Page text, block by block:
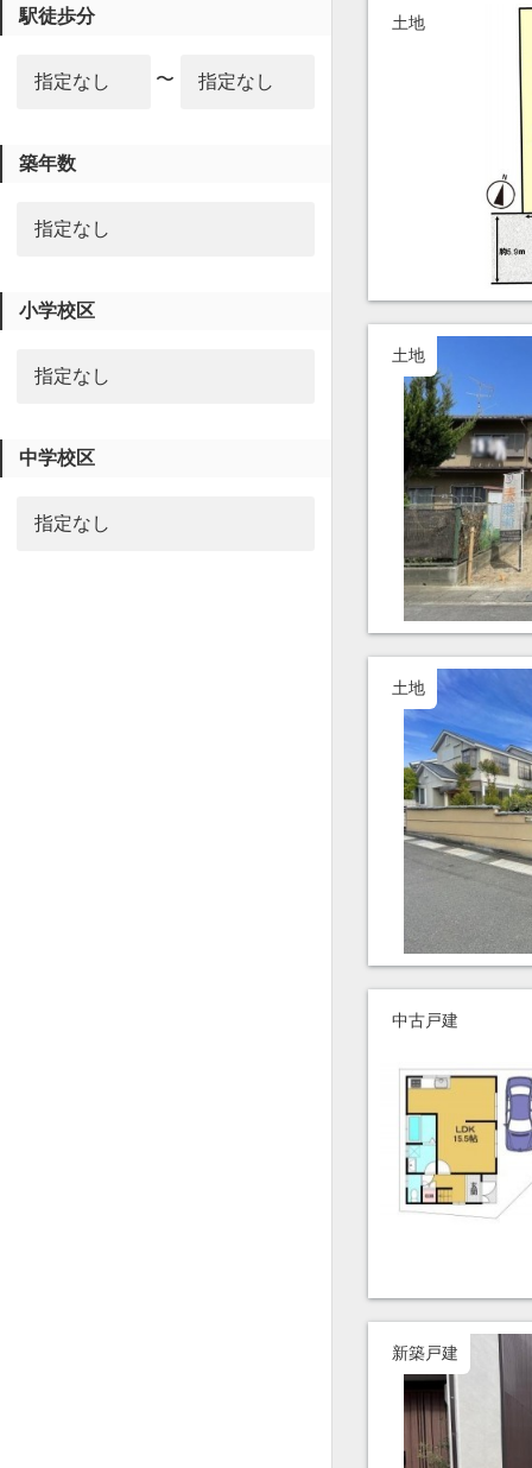
駅徒歩分
〜
築年数
小学校区
中学校区
土地
土地
土地
中古戸建
新築戸建